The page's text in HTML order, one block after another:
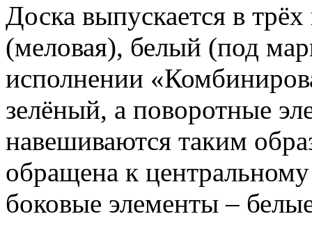
Доска выпускается в
(меловая), белый (под
исполнении
зелёный, а поворотные
навешиваются таким
обращена к
боковые элементы –